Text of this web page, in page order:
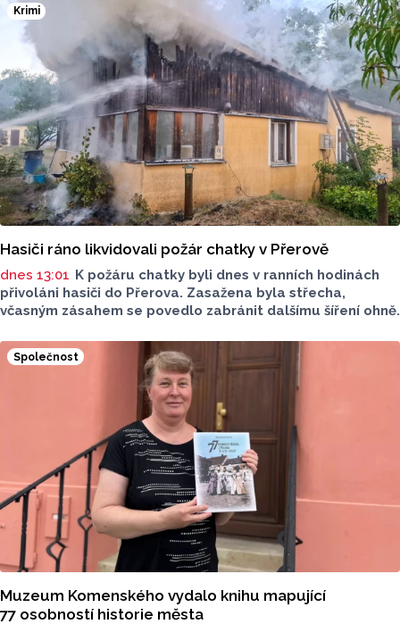
zbarvením hlavy.
Krimi
Hasiči ráno likvidovali požár chatky v Přerově
dnes 13:01 K požáru chatky byli dnes v ranních hodinách
přivoláni hasiči do Přerova. Zasažena byla střecha,
včasným zásahem se povedlo zabránit dalšímu šíření ohně.
Společnost
Muzeum Komenského vydalo knihu mapující
77 osobností historie města